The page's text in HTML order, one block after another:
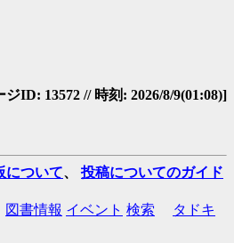
ID: 13572 // 時刻: 2026/8/9(01:08)]
について、 投稿についてのガイド
図書情報 イベント 検索
タドキ